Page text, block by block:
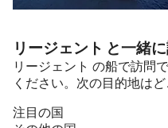
リージェント と一緒
リージェント の船で訪問
ください。次の目的地は
注目の国